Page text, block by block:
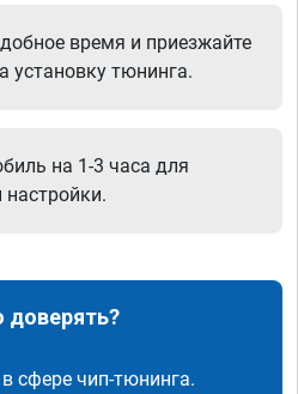
время и приезжайте
установку тюнинга.
на 1-3 часа для
сфере чип-тюнинга.